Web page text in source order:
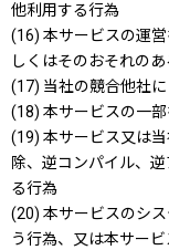
他利用する行為
(16) 本サービスの運
しくはそのおそれの
(17) 当社の競合他社
(18) 本サービスの一
(19) 本サービス又は
除、逆コンパイル、
る行為
(20) 本サービスのシ
う行為、又は本サー